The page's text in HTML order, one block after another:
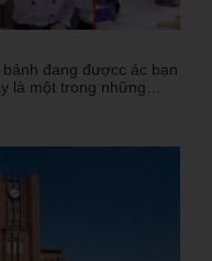
đang đượcc ác bạn
là một trong những